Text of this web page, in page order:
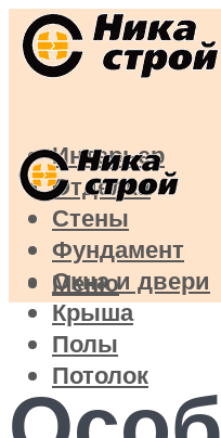
Интерьер
Отделка
Стены
Фундамент
Окна и двери
Крыша
Полы
Потолок
Меню